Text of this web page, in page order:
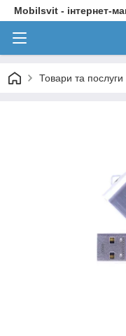
Mobilsvit - інтернет-
Товари та послуги